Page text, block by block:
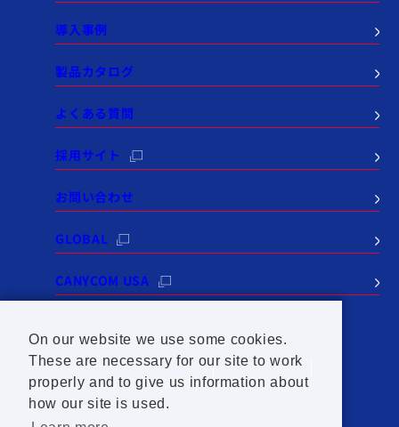
導入事例
製品カタログ
よくある質問
採用サイト
お問い合わせ
GLOBAL
CANYCOM USA
個人情報保護方針
サイトポリシー
SNSポリシー
セールスポリシー
On our website we use some cookies.
These are necessary for our site to work
properly and to give us information about
how our site is used.